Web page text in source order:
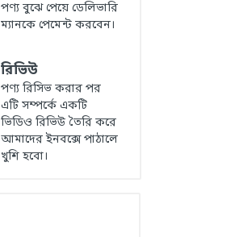
পণ্য বুঝে পেয়ে ডেলিভারি
ম্যানকে পেমেন্ট করবেন।
রিভিউ
পণ্য রিসিভ করার পর
এটি সম্পর্কে একটি
ভিডিও রিভিউ তৈরি করে
আমাদের ইনবক্সে পাঠালে
খুশি হবো।